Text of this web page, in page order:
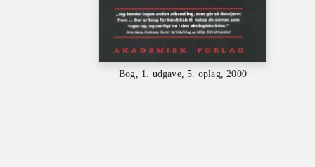
Bog, 1. udgave, 5. oplag, 2000